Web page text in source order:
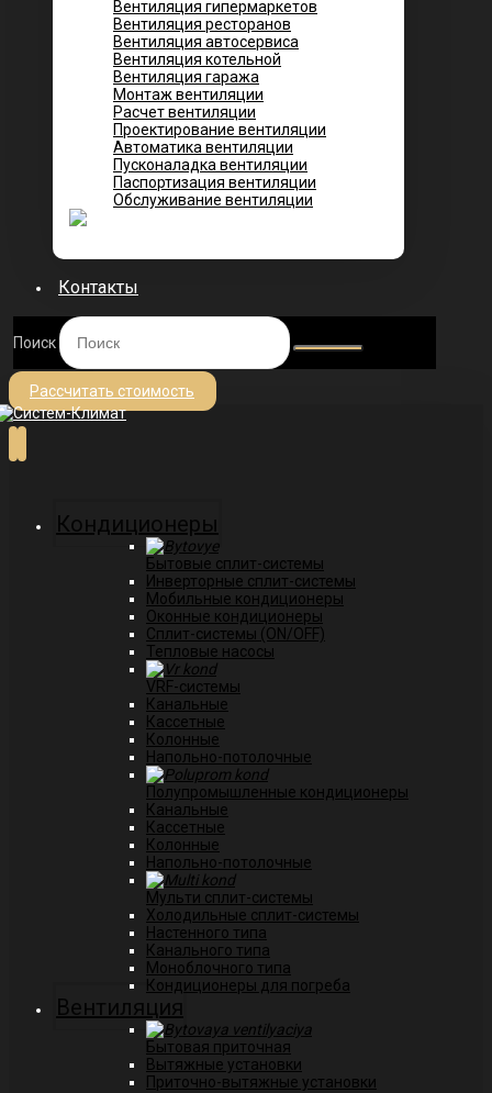
Вентиляция гипермаркетов
Вентиляция ресторанов
Вентиляция автосервиса
Вентиляция котельной
Вентиляция гаража
Монтаж вентиляции
Расчет вентиляции
Проектирование вентиляции
Автоматика вентиляции
Пусконаладка вентиляции
Паспортизация вентиляции
Обслуживание вентиляции
Контакты
Поиск
Рассчитать стоимость
Кондиционеры
Бытовые сплит-системы
Инверторные сплит-системы
Мобильные кондиционеры
Оконные кондиционеры
Сплит-системы (ON/OFF)
Тепловые насосы
VRF-системы
Канальные
Касcетные
Колонные
Напольно-потолочные
Полупромышленные кондиционеры
Канальные
Кассетные
Колонные
Напольно-потолочные
Мульти сплит-системы
Холодильные сплит-системы
Настенного типа
Канального типа
Моноблочного типа
Кондиционеры для погреба
Вентиляция
Бытовая приточная
Вытяжные установки
Приточно-вытяжные установки